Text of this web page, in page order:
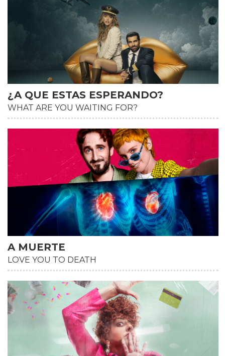
HD
¿A QUE ESTAS ESPERANDO?
WHAT ARE YOU WAITING FOR?
HD
A MUERTE
LOVE YOU TO DEATH